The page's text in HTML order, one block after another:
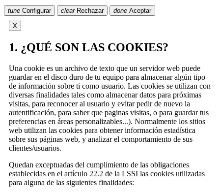
tune Configurar clear Rechazar done Aceptar
X
1. ¿QUÉ SON LAS COOKIES?
Una cookie es un archivo de texto que un servidor web puede
guardar en el disco duro de tu equipo para almacenar algún tipo
de información sobre ti como usuario. Las cookies se utilizan con
diversas finalidades tales como almacenar datos para próximas
visitas, para reconocer al usuario y evitar pedir de nuevo la
autentificación, para saber que paginas visitas, o para guardar tus
preferencias en áreas personalizables...). Normalmente los sitios
web utilizan las cookies para obtener información estadística
sobre sus páginas web, y analizar el comportamiento de sus
clientes/usuarios.
Quedan exceptuadas del cumplimiento de las obligaciones
establecidas en el artículo 22.2 de la LSSI las cookies utilizadas
para alguna de las siguientes finalidades: